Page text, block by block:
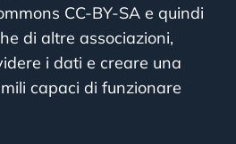
CC-BY-SA e quindi
di altre associazioni,
i dati e creare una
capaci di funzionare